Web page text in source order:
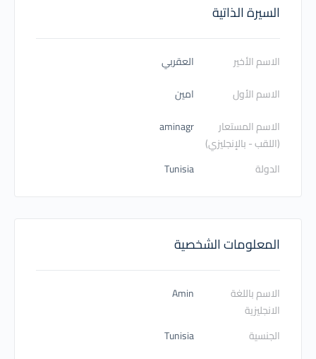
السيرة الذاتية
الاسم الأخير
العقربي
الاسم الأول
امين
الاسم المستعار
(اللقب - بالإنجليزي)
aminagr
الدولة Tunisia
المعلومات الشخصية
الاسم باللغة
الانجليزية
Amin
الجنسية
Tunisia